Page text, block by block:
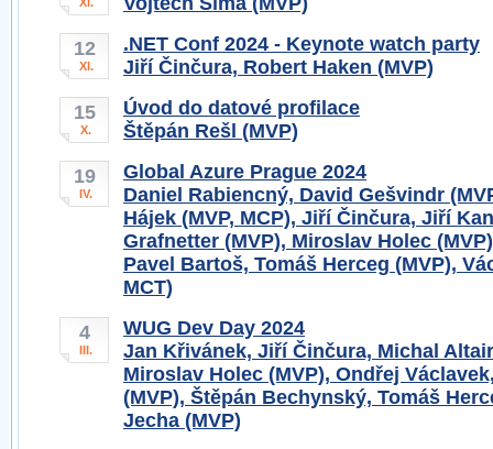
12
XI.
.NET Conf 2024 - Keynote watch party
Jiří Činčura, Robert Haken (MVP)
15
X.
Úvod do datové profilace
Štěpán Rešl (MVP)
19
IV.
Global Azure Prague 2024
Daniel Rabiencný, David Gešvindr
Hájek (MVP, MCP), Jiří Činčura, Jiří
Grafnetter (MVP), Miroslav Holec
Pavel Bartoš, Tomáš Herceg (MVP),
MCT)
4
III.
WUG Dev Day 2024
Jan Křivánek, Jiří Činčura, Michal
Miroslav Holec (MVP), Ondřej
(MVP), Štěpán Bechynský, Tomáš
Jecha (MVP)